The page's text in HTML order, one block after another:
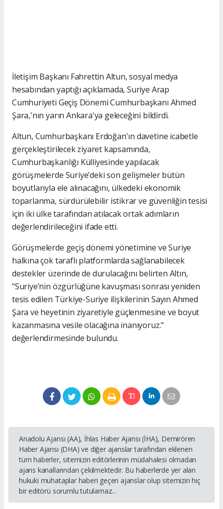
İletişim Başkanı Fahrettin Altun, sosyal medya
hesabından yaptığı açıklamada, Suriye Arap
Cumhuriyeti Geçiş Dönemi Cumhurbaşkanı Ahmed
Şara,'nın yarın Ankara'ya geleceğini bildirdi.
Altun, Cumhurbaşkanı Erdoğan'ın davetine icabetle
gerçekleştirilecek ziyaret kapsamında,
Cumhurbaşkanlığı Külliyesinde yapılacak
görüşmelerde Suriye’deki son gelişmeler bütün
boyutlarıyla ele alınacağını, ülkedeki ekonomik
toparlanma, sürdürülebilir istikrar ve güvenliğin tesisi
için iki ülke tarafından atılacak ortak adımların
değerlendirileceğini ifade etti.
Görüşmelerde geçiş dönemi yönetimine ve Suriye
halkına çok taraflı platformlarda sağlanabilecek
destekler üzerinde de durulacağını belirten Altın,
"Suriye’nin özgürlüğüne kavuşması sonrası yeniden
tesis edilen Türkiye-Suriye ilişkilerinin Sayın Ahmed
Şara ve heyetinin ziyaretiyle güçlenmesine ve boyut
kazanmasına vesile olacağına inanıyoruz."
değerlendirmesinde bulundu.
Anadolu Ajansı (AA), İhlas Haber Ajansı (İHA), Demirören
Haber Ajansı (DHA) ve diğer ajanslar tarafından eklenen
tüm haberler, sitemizin editörlerinin müdahalesi olmadan
ajans kanallarından çekilmektedir. Bu haberlerde yer alan
hukuki muhataplar haberi geçen ajanslar olup sitemizin hiç
bir editörü sorumlu tutulamaz...